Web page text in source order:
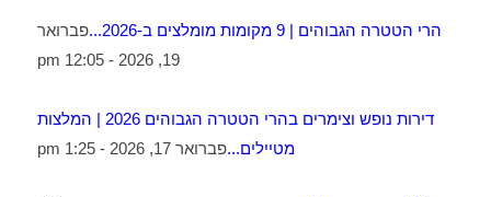
הרי הטטרה הגבוהים | 9 מקומות מומלצים ב-2026...
פברואר
19, 2026 - 12:05 pm
דירות נופש וצימרים בהרי הטטרה הגבוהים 2026 | המלצות
מטיילים...פברואר 17, 2026 - 1:25 pm